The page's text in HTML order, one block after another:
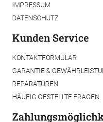
IMPRESSUM
DATENSCHUTZ
Kunden Service
KONTAKTFORMULAR
GARANTIE &
REPARATUREN
HÄUFIG GESTELLTE FRAGEN